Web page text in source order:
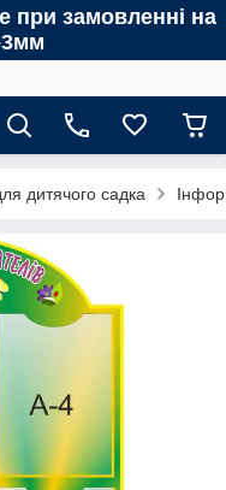
при замовленні на
дитячого садка